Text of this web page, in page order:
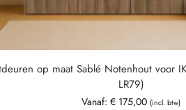
op maat Sablé Notenhout voor
LR79)
Vanaf:€ 175,00 (incl. btw)